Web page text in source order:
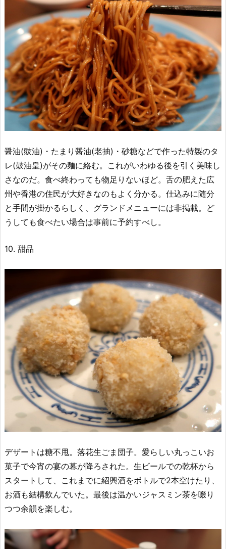
醤油(豉油)・たまり醤油(老抽)・砂糖などで作った特製のタ
レ(鼓油皇)がその麺に絡む。これがいわゆる後を引く美味し
さなのだ。食べ終わっても物足りないほど。舌の肥えた広
州や香港の住民が大好きなのもよく分かる。仕込みに随分
と手間が掛かるらしく、グランドメニューには非掲載。ど
うしても食べたい場合は事前に予約すべし。
10. 甜品
デザートは糖不甩。落花生ごま団子。愛らしい丸っこいお
菓子で今宵の宴の幕が降ろされた。生ビールでの乾杯から
スタートして、これまでに紹興酒をボトルで2本空けたり、
お酒も結構飲んでいた。最後は温かいジャスミン茶を啜り
つつ余韻を楽しむ。